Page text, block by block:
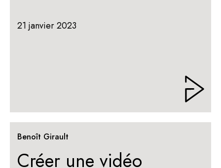
21 janvier 2023
Benoît Girault
Créer une vidéo